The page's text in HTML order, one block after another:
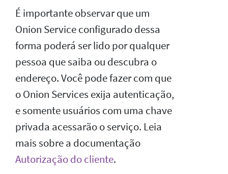
É importante observar que um
Onion Service configurado dessa
forma poderá ser lido por qualquer
pessoa que saiba ou descubra o
endereço. Você pode fazer com que
o Onion Services exija autenticação,
e somente usuários com uma chave
privada acessarão o serviço. Leia
mais sobre a documentação
Autorização do cliente.